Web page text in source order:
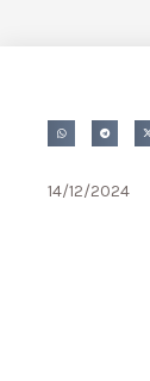
14/12/2024